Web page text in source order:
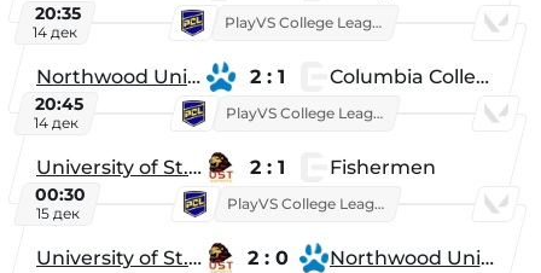
20:35
14 дек
PlayVS College League 2025: Fall
Northwood University 2 : 1 Columbia College
20:45
14 дек
PlayVS College League 2025: Fall
University of St. Thomas 2 : 1 Fishermen
00:30
15 дек
PlayVS College League 2025: Fall
University of St. Thomas 2 : 0 Northwood University